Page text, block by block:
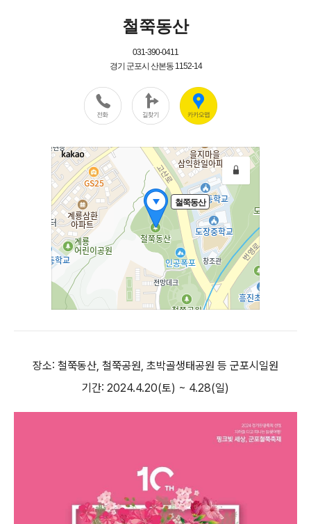
장소: 철쭉동산, 철쭉공원, 초박골생태공원 등 군포시일원
기간: 2024.4.20(토) ~ 4.28(일)